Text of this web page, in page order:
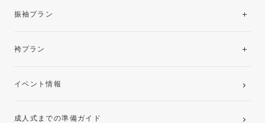
振袖プラン
レンタルプラン
袴プラン
卒業袴レンタルプラン
イベント情報
成人式までの準備ガイド